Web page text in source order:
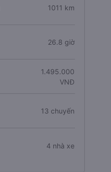
1011 km
26.8 giờ
1.495.000
VNĐ
13 chuyến
4 nhà xe